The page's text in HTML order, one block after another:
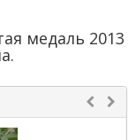
медаль 2013